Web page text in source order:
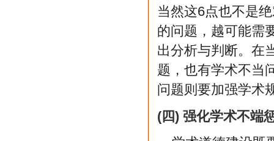
当然这6点也不是
的问题，越可能需
出分析与判断。在
题，也有学术不当
问题则要加强学术
(四) 强化学术不端